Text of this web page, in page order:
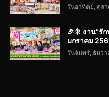
วันอาทิตย์, ตุล
🎉🎇 งาน“รั
มกราคม
วันจันทร์, ธันว